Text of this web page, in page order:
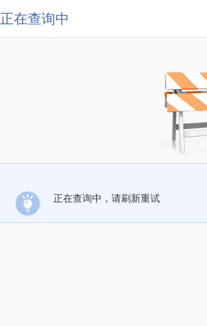
正在查询中
正在查询中，请刷新重试